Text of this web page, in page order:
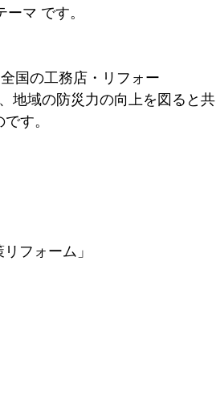
マ です。
国の工務店・リフォー
地域の防災力の向上を図ると共
す。
フォーム」